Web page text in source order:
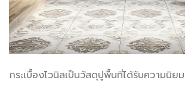
กระเบื้องไวนิลเป็นวัสดุปูพื้นที่ได้รับความนิย